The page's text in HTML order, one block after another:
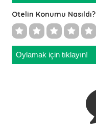
Otelin Konumu Nasıldı?
Oylamak için tıklayın!